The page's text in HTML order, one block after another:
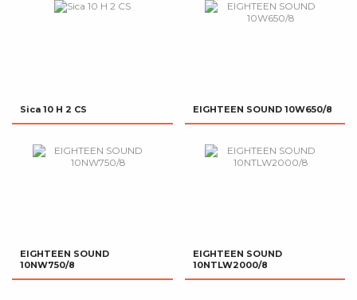
Sica 10 H 2 CS EIGHTEEN SOUND 10W650/8
EIGHTEEN SOUND
10NW750/8
EIGHTEEN SOUND
10NTLW2000/8